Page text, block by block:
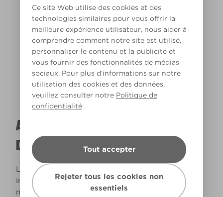
Ce site Web utilise des cookies et des
technologies similaires pour vous offrir la
meilleure expérience utilisateur, nous aider à
comprendre comment notre site est utilisé,
personnaliser le contenu et la publicité et
vous fournir des fonctionnalités de médias
sociaux. Pour plus d’informations sur notre
utilisation des cookies et des données,
veuillez consulter notre Politique de
confidentialité .
Tout accepter
Rejeter tous les cookies non
essentiels
Lumière chaude
A QUOI RESSEMBLERA CETTE COULEUR
DANS VOTRE MAISON ?
La lumière naturelle et l’éclairage jouent un rôle
important sur le rendu des couleurs dans votre
maison. Utilisez cet outil pour voir le rendu de